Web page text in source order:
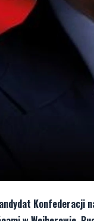
Konfederacji